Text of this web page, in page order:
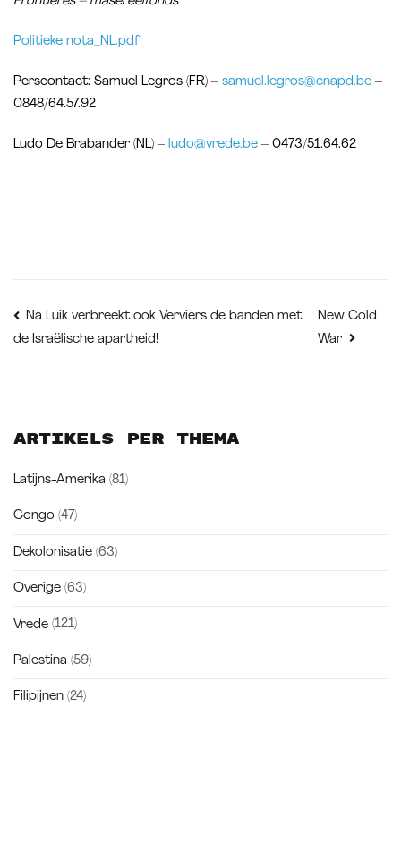
Politieke nota_NL.pdf
Perscontact: Samuel Legros (FR) – samuel.legros@cnapd.be –
0848/64.57.92
Ludo De Brabander (NL) – ludo@vrede.be – 0473/51.64.62
Bericht
Na Luik verbreekt ook Verviers de banden met
de Israëlische apartheid!
New Cold
War
Artikels per thema
Latijns-Amerika (81)
Congo (47)
Dekolonisatie (63)
Overige (63)
Vrede (121)
Palestina (59)
Filipijnen (24)